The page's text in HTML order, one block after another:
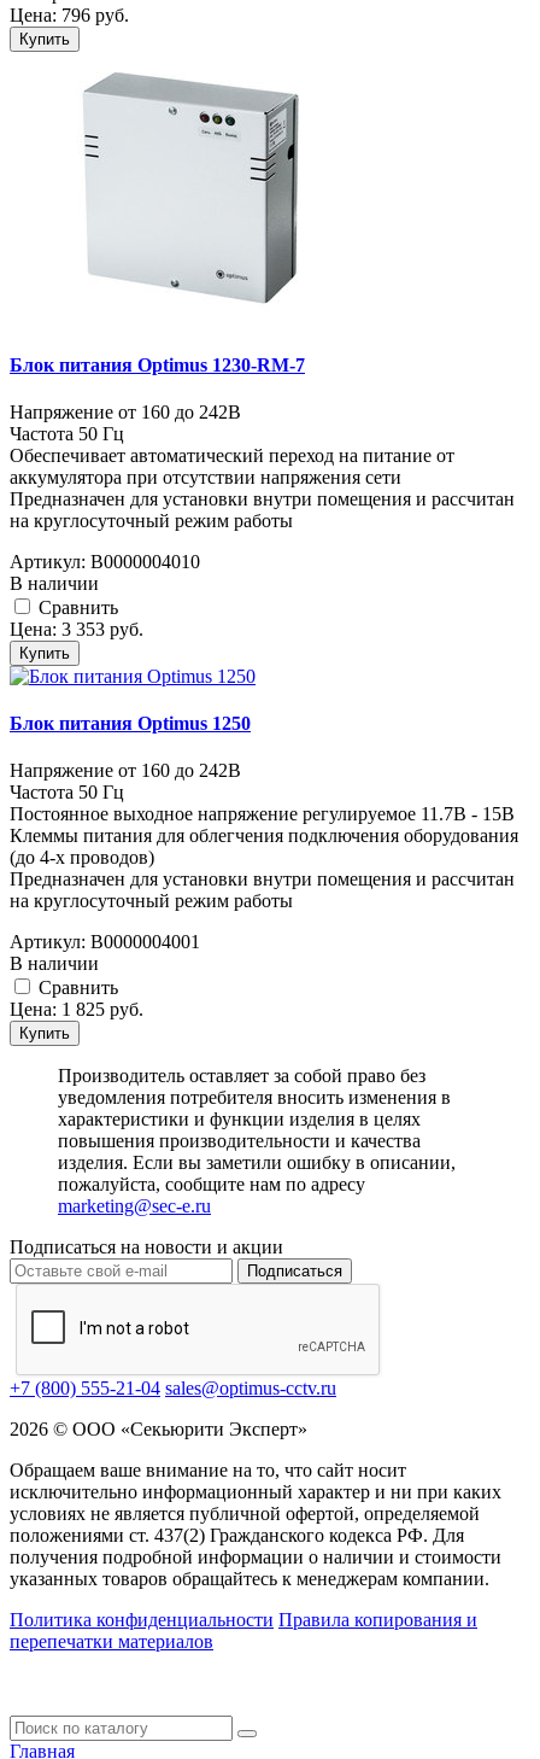
Цена: 796 руб.
Купить
Блок питания Optimus 1230-RM-7
Напряжение от 160 до 242В
Частота 50 Гц
Обеспечивает автоматический переход на питание от
аккумулятора при отсутствии напряжения сети
Предназначен для установки внутри помещения и рассчитан
на круглосуточный режим работы
Артикул: В0000004010
В наличии
Cравнить
Цена: 3 353 руб.
Купить
Блок питания Optimus 1250
Напряжение от 160 до 242В
Частота 50 Гц
Постоянное выходное напряжение регулируемое 11.7В - 15В
Клеммы питания для облегчения подключения оборудования
(до 4-х проводов)
Предназначен для установки внутри помещения и рассчитан
на круглосуточный режим работы
Артикул: В0000004001
В наличии
Cравнить
Цена: 1 825 руб.
Купить
Производитель оставляет за собой право без
уведомления потребителя вносить изменения в
характеристики и функции изделия в целях
повышения производительности и качества
изделия. Если вы заметили ошибку в описании,
пожалуйста, сообщите нам по адресу
marketing@sec-e.ru
Подписаться на новости и акции
Подписаться
+7 (800) 555-21-04 sales@optimus-cctv.ru
2026 © ООО «Секьюрити Эксперт»
Обращаем ваше внимание на то, что сайт носит
исключительно информационный характер и ни при каких
условиях не является публичной офертой, определяемой
положениями ст. 437(2) Гражданского кодекса РФ. Для
получения подробной информации о наличии и стоимости
указанных товаров обращайтесь к менеджерам компании.
Политика конфиденциальности Правила копирования и
перепечатки материалов
Главная